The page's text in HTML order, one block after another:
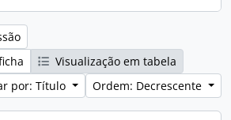
Visualização em tabela
por: Título
Ordem: Decrescente